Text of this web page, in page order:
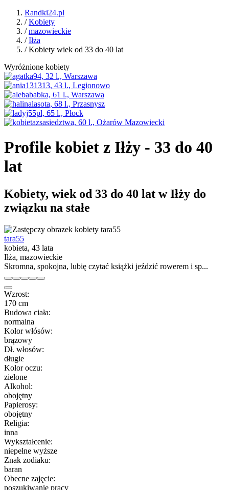
Randki24.pl
/Kobiety
/mazowieckie
/Iłża
/ Kobiety wiek od 33 do 40 lat
Wyróżnione kobiety
Profile kobiet z Iłży - 33 do 40
lat
Kobiety, wiek od 33 do 40 lat w Iłży do
związku na stałe
tara55
kobieta, 43 lata
Iłża, mazowieckie
Skromna, spokojna, lubię czytać książki jeździć rowerem i sp...
Wzrost:
170 cm
Budowa ciała:
normalna
Kolor włósów:
brązowy
Dł. włosów:
długie
Kolor oczu:
zielone
Alkohol:
obojętny
Papierosy:
obojętny
Religia:
inna
Wykształcenie:
niepełne wyższe
Znak zodiaku:
baran
Obecne zajęcie:
poszukiwanie pracy